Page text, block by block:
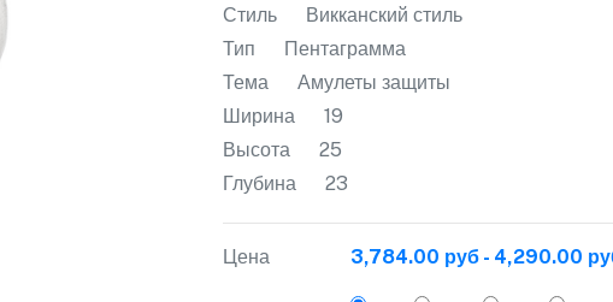
Стиль
Викканский стиль
Тип
Пентаграмма
Тема
Амулеты защиты
Ширина
19
Высота
25
Глубина
23
Цена 3,784.00 руб - 4,290.00